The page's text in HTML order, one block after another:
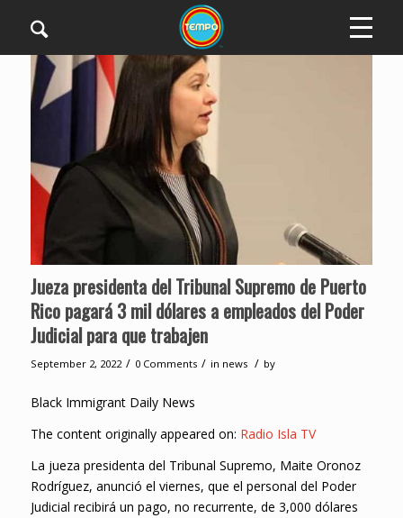
Jueza presidenta del Tribunal Supremo de Puerto
Rico pagará 3 mil dólares a empleados del Poder
Judicial para que trabajen
September 2, 2022 / 0 Comments / in news / by
Black Immigrant Daily News
The content originally appeared on: Radio Isla TV
La jueza presidenta del Tribunal Supremo, Maite Oronoz
Rodríguez, anunció el viernes, que el personal del Poder
Judicial recibirá un pago, no recurrente, de 3,000 dólares